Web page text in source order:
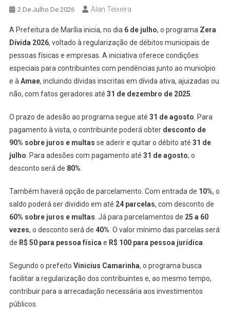
2 De Julho De 2026 Alan Teixeira
A Prefeitura de Marília inicia, no dia 6 de julho, o programa Zera
Dívida 2026, voltado à regularização de débitos municipais de
pessoas físicas e empresas. A iniciativa oferece condições
especiais para contribuintes com pendências junto ao município
e à Amae, incluindo dívidas inscritas em dívida ativa, ajuizadas ou
não, com fatos geradores até 31 de dezembro de 2025
O prazo de adesão ao programa segue até 31 de agosto . Para
pagamento à vista, o contribuinte poderá obter desconto de
90% sobre juros e multas se aderir e quitar o débito até 31 de
julho . Para adesões com pagamento até 31 de agosto, o
desconto será de 80%
Também haverá opção de parcelamento. Com entrada de 10%, o
saldo poderá ser dividido em até 24 parcelas, com desconto de
60% sobre juros e multas . Já para parcelamentos de 25 a 60
vezes, o desconto será de 40% . O valor mínimo das parcelas será
de R$ 50 para pessoa física e R$ 100 para pessoa jurídica
Segundo o prefeito Vinicius Camarinha, o programa busca
facilitar a regularização dos contribuintes e, ao mesmo tempo,
contribuir para a arrecadação necessária aos investimentos
públicos.